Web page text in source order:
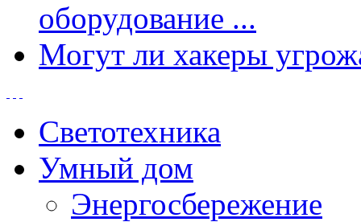
оборудование ...
Могут ли хакеры
Светотехника
Умный дом
Энергосбережение